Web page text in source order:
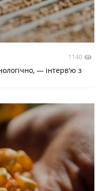
1140
— інтерв'ю з